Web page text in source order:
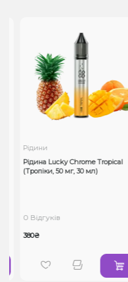
Рідини
Рідина Lucky Chrome Tropical
(Тропіки, 50 мг, 30 мл)
0 Відгуків
380₴